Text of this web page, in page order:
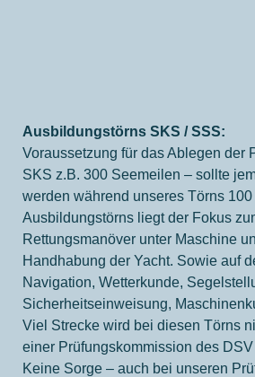
Ausbildungstörns SKS / SSS:
Voraussetzung für das Ablegen
SKS z.B. 300 Seemeilen – sollte
werden während unseres Törns
Ausbildungstörns liegt der Fokus
Rettungsmanöver unter Maschine
Handhabung der Yacht. Sowie auf
Navigation, Wetterkunde,
Sicherheitseinweisung,
Viel Strecke wird bei diesen Törns
einer Prüfungskommission des
Keine Sorge – auch bei unseren